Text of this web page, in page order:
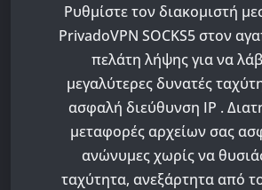
Ρυθμίστε τον διακομιστή
PrivadoVPN SOCKS5 στον
πελάτη λήψης για να
μεγαλύτερες δυνατές
ασφαλή διεύθυνση IP .
μεταφορές αρχείων σας
ανώνυμες χωρίς να
ταχύτητα, ανεξάρτητα από